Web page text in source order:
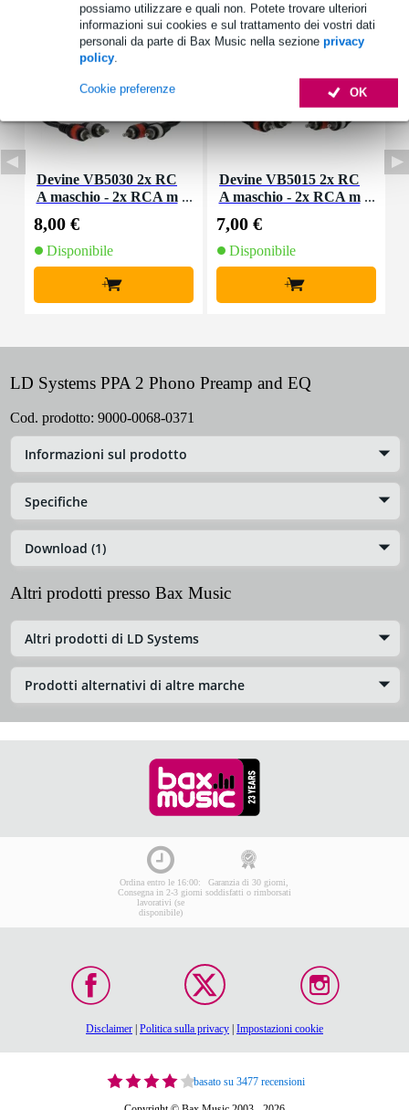
possiamo utilizzare e quali non. Potete trovare ulteriori
informazioni sui cookies e sul trattamento dei vostri dati
personali da parte di Bax Music nella sezione privacy
policy.
OK
Cookie preferenze
Devine VB5030 2x RC
A maschio - 2x RCA m
8,00 €
Disponibile
+
Devine VB5015 2x RC
A maschio - 2x RCA m
7,00 €
Disponibile
+
LD Systems PPA 2 Phono Preamp and EQ
Cod. prodotto: 9000-0068-0371
Informazioni sul prodotto
Specifiche
Download (1)
Altri prodotti presso Bax Music
Altri prodotti di LD Systems
Prodotti alternativi di altre marche
Ordina entro le 16:00:
Consegna in 2-3 giorni
lavorativi (se
disponibile)
Garanzia di 30 giorni,
soddisfatti o rimborsati
Disclaimer Politica sulla privacy Impostazioni cookie
basato su 3477 recensioni